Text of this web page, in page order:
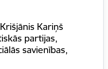
Kariņš
partijas,
savienības,